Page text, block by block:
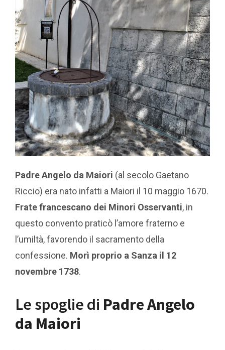
Padre Angelo da Maiori (al secolo Gaetano
Riccio) era nato infatti a Maiori il 10 maggio 1670.
Frate francescano dei Minori Osservanti, in
questo convento praticò l’amore fraterno e
l’umiltà, favorendo il sacramento della
confessione. Morì proprio a Sanza il 12
novembre 1738.
Le spoglie di Padre Angelo
da Maiori